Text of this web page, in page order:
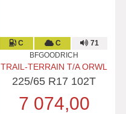
C C
71
BFGOODRICH
TRAIL-TERRAIN T/A ORWL
225/65 R17 102T
7 074,00